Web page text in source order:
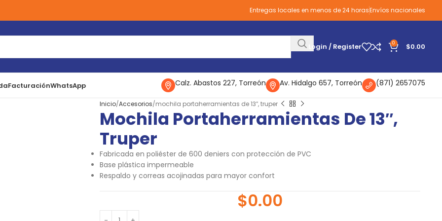
Entregas locales en menos de 24 horasEnvíos nacionales
Login / Register 0 $0.00
FacturaciónWhatsApp Calz. Abastos 227, Torreón Av. Hidalgo 657, Torreón (871) 2657075
Inicio Accesorios mochila portaherramientas de 13″, truper
Mochila Portaherramientas De 13″,
Truper
Fabricada en poliéster de 600 deniers con protección de PVC
Base plástica impermeable
Respaldo y correas acojinadas para mayor confort
$0.00